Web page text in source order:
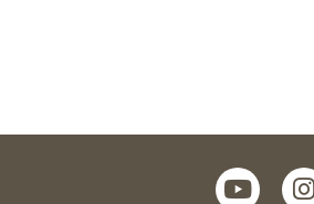
instagram
youtube